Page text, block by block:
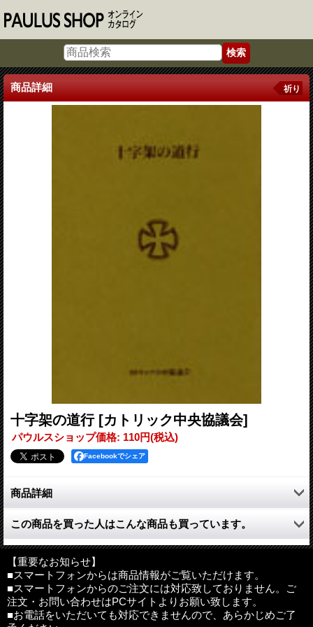
商品詳細 祈り
十字架の道行 [カトリック中央協議会]
パウルスショップ価格: 110円(税込)
Facebookでシェア
商品詳細
「十字架の道行」の祈りの規範版。
編著：カトリック中央協議会出版部
判型：Ａ6判
ページ数：40ページ
ISBN：4-87750-066-9
発行：カトリック中央協議会
この商品を買った人はこんな商品も買っています。
【重要なお知らせ】
■スマートフォンからは商品情報がご覧いただけます。
■スマートフォンからのご注文には対応致しておりません。ご
注文・お問い合わせはPCサイトよりお願い致します。
■お電話をいただいても対応できませんので、あらかじめご了